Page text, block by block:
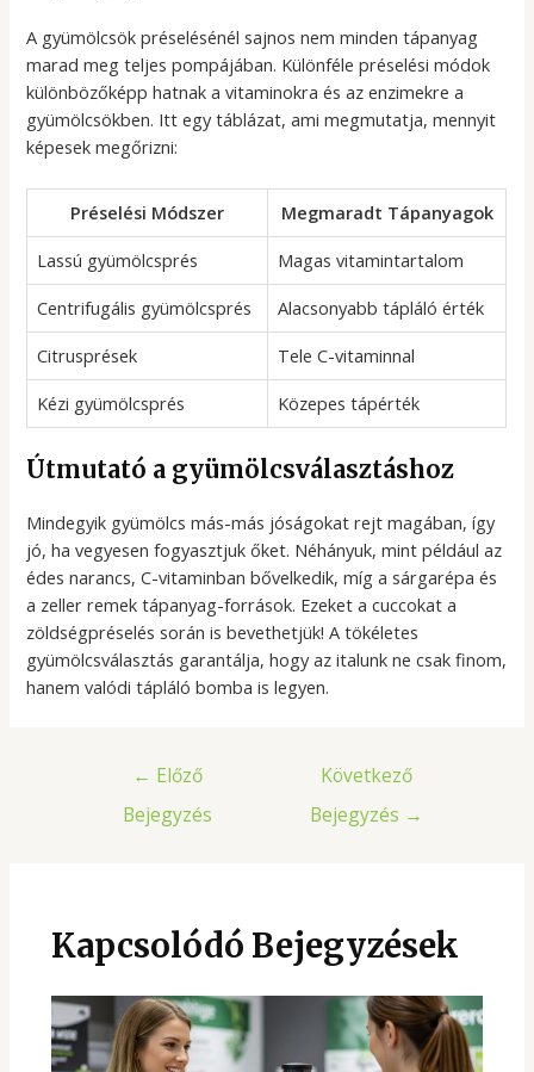
A gyümölcsök préselésénél sajnos nem minden tápanyag
marad meg teljes pompájában. Különféle préselési módok
különbözőképp hatnak a vitaminokra és az enzimekre a
gyümölcsökben. Itt egy táblázat, ami megmutatja, mennyit
képesek megőrizni:
Préselési Módszer
Megmaradt Tápanyagok
Lassú gyümölcsprés
Magas vitamintartalom
Centrifugális gyümölcsprés
Alacsonyabb tápláló érték
Citrusprések
Tele C-vitaminnal
Kézi gyümölcsprés
Közepes tápérték
Útmutató a gyümölcsválasztáshoz
Mindegyik gyümölcs más-más jóságokat rejt magában, így
jó, ha vegyesen fogyasztjuk őket. Néhányuk, mint például az
édes narancs, C-vitaminban bővelkedik, míg a sárgarépa és
a zeller remek tápanyag-források. Ezeket a cuccokat a
zöldségpréselés során is bevethetjük! A tökéletes
gyümölcsválasztás garantálja, hogy az italunk ne csak finom,
hanem valódi tápláló bomba is legyen.
← Előző
Bejegyzés
Következő
Bejegyzés →
Kapcsolódó Bejegyzések